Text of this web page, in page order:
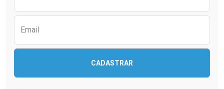
Email
CADASTRAR